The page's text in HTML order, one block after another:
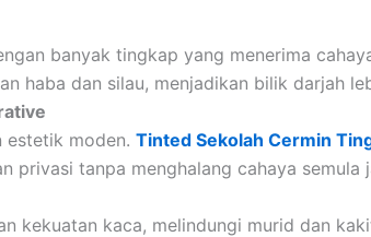
banyak tingkap yang menerima
haba dan silau, menjadikan bilik darjah
estetik moden. Tinted Sekolah Cermin
privasi tanpa menghalang cahaya semula
kekuatan kaca, melindungi murid dan